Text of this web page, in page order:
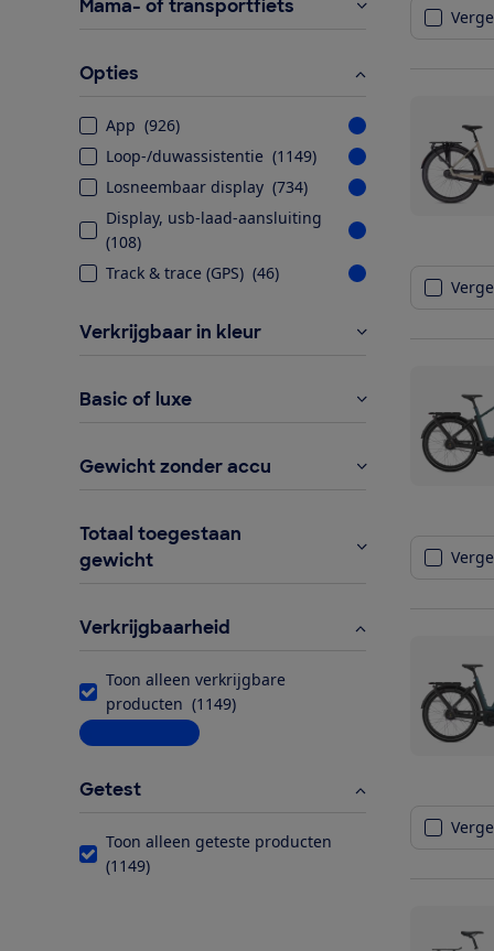
Mama- of transportfiets
Opties
App (926)
Loop-/duwassistentie (1149)
Losneembaar display (734)
Display, usb-laad-aansluiting
(108)
Track & trace (GPS) (46)
Verkrijgbaar in kleur
Basic of luxe
Gewicht zonder accu
Totaal toegestaan
gewicht
Verkrijgbaarheid
Toon alleen verkrijgbare
producten (1149)
Meer informatie
Getest
Toon alleen geteste producten
(1149)